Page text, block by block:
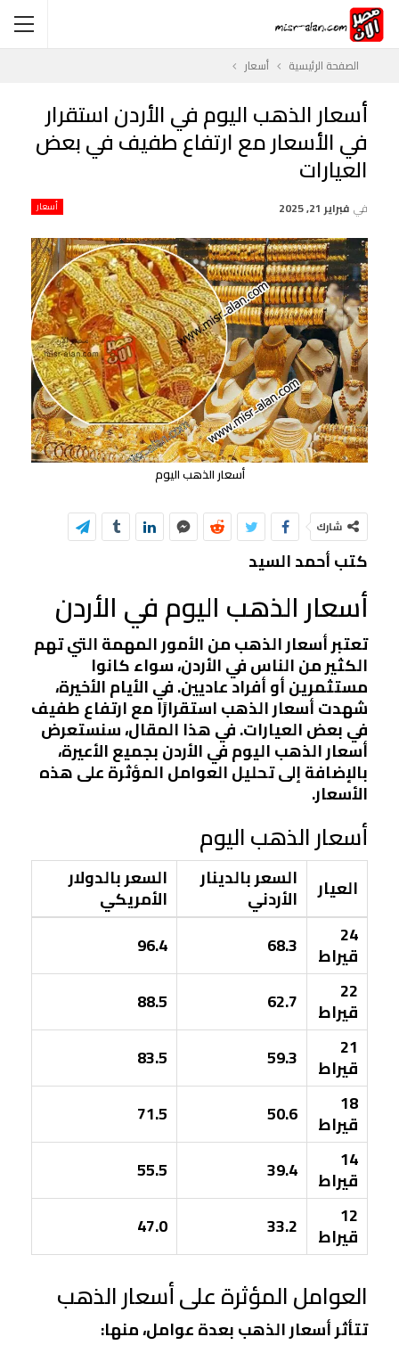
الصفحة الرئيسية أسعار
أسعار الذهب اليوم في الأردن استقرار
في الأسعار مع ارتفاع طفيف في بعض
العيارات
أسعار في فبراير 21, 2025
أسعار الذهب اليوم
شارك
كتب أحمد السيد
أسعار الذهب اليوم في الأردن
تعتبر أسعار الذهب من الأمور المهمة التي تهم
الكثير من الناس في الأردن، سواء كانوا
مستثمرين أو أفراد عاديين. في الأيام الأخيرة،
شهدت أسعار الذهب استقرارًا مع ارتفاع طفيف
في بعض العيارات. في هذا المقال، سنستعرض
أسعار الذهب اليوم في الأردن بجميع الأعيرة،
بالإضافة إلى تحليل العوامل المؤثرة على هذه
الأسعار.
أسعار الذهب اليوم
العيار السعر بالدينار
الأردني
السعر بالدولار
الأمريكي
24
قيراط 68.3
96.4
22
قيراط 62.7
88.5
21
قيراط 59.3
83.5
18
قيراط 50.6
71.5
14
قيراط 39.4
55.5
12
قيراط 33.2
47.0
العوامل المؤثرة على أسعار الذهب
تتأثر أسعار الذهب بعدة عوامل، منها: